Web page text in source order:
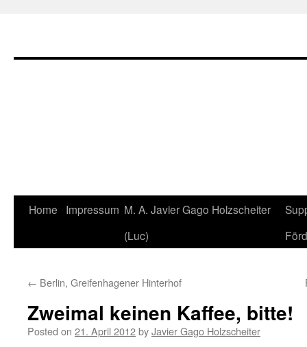
Skip
Home Impressum M. A. Javier Gago Holzscheiter
(Luc)
← Berlin, Greifenhagener Hinterhof
Zweimal keinen Kaffee, bitte!
Posted on 21. April 2012byJavier Gago Holzscheiter